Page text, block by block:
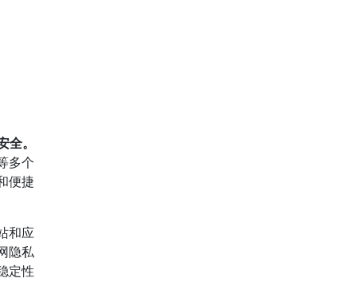
。
多个
便捷
和应
隐私
定性